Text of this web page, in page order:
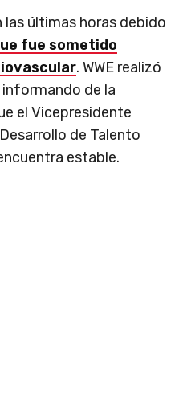
las últimas horas debido
fue sometido
. WWE realizó
de la
el Vicepresidente
de Talento
estable.